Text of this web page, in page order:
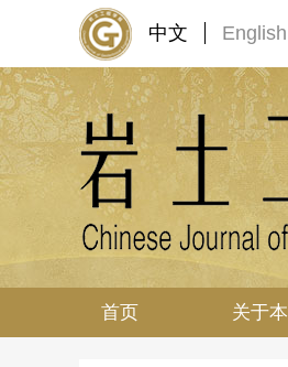
中文 English
首页 关于本